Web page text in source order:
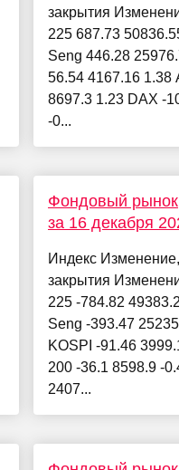
закрытия
225 687.73
Seng 446.28
56.54 4167.16 1.38
8697.3 1.23 DAX -
-0...
Фондовый
за 16 декабря
Индекс
закрытия
225 -784.82
Seng -393.47
KOSPI -91.46
200 -36.1 8598.9 -
2407...